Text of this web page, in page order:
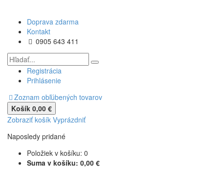
Doprava zdarma
Kontakt
0905 643 411
Registrácia
Prihlásenie
Zoznam obľúbených tovarov
Košík 0,00 €
Zobraziť košík Vyprázdniť
Naposledy pridané
Položiek v košíku: 0
Suma v košíku: 0,00 €